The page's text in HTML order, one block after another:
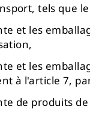
tels que
et les
et les
à l'article 7,
de produits